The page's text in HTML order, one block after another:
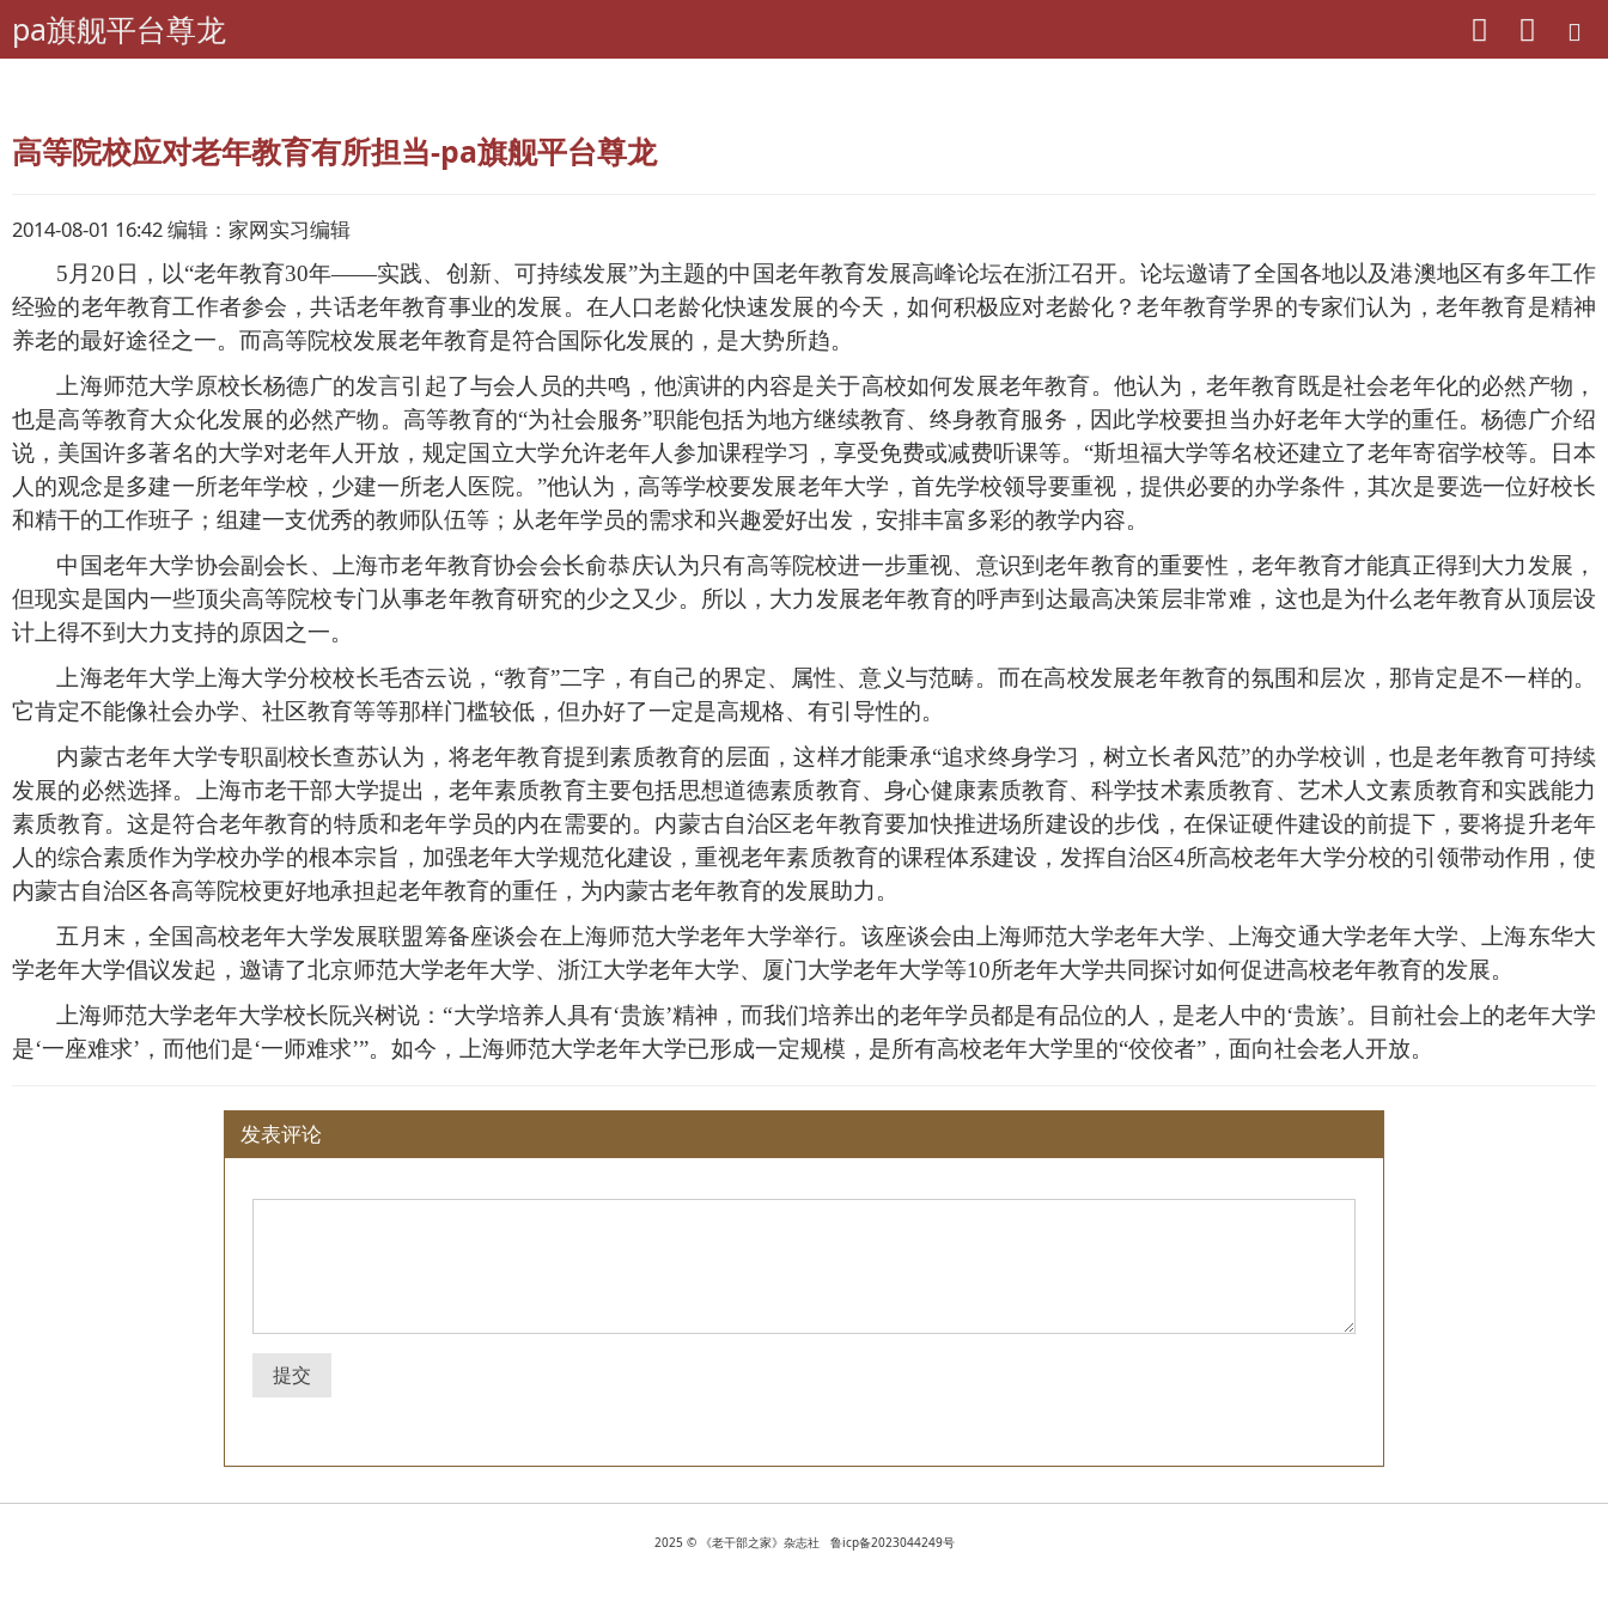
pa旗舰平台尊龙
pa旗舰平台尊龙 老年期刊联盟
高等院校应对老年教育有所担当-pa旗舰平台尊龙
2014-08-01 16:42 编辑：家网实习编辑
5 月 20 日，以“老年教育30年——实践、创新、可持续发展”为主题的中国老年教育发展高峰论坛在浙江召开。论坛邀请了全国各地以及港澳地区有多年工作
经验的老年教育工作者参会，共话老年教育事业的发展。在人口老龄化快速发展的今天，如何积极应对老龄化？老年教育学界的专家们认为，老年教育是精神
养老的最好途径之一。而高等院校发展老年教育是符合国际化发展的，是大势所趋。
上海师范大学原校长杨德广的发言引起了与会人员的共鸣，他演讲的内容是关于高校如何发展老年教育。他认为，老年教育既是社会老年化的必然产物，
也是高等教育大众化发展的必然产物。高等教育的“为社会服务”职能包括为地方继续教育、终身教育服务，因此学校要担当办好老年大学的重任。杨德广介绍
说，美国许多著名的大学对老年人开放，规定国立大学允许老年人参加课程学习，享受免费或减费听课等。“斯坦福大学等名校还建立了老年寄宿学校等。日本
人的观念是多建一所老年学校，少建一所老人医院。”他认为，高等学校要发展老年大学，首先学校领导要重视，提供必要的办学条件，其次是要选一位好校长
和精干的工作班子；组建一支优秀的教师队伍等；从老年学员的需求和兴趣爱好出发，安排丰富多彩的教学内容。
中国老年大学协会副会长、上海市老年教育协会会长俞恭庆认为只有高等院校进一步重视、意识到老年教育的重要性，老年教育才能真正得到大力发展，
但现实是国内一些顶尖高等院校专门从事老年教育研究的少之又少。所以，大力发展老年教育的呼声到达最高决策层非常难，这也是为什么老年教育从顶层设
计上得不到大力支持的原因之一。
上海老年大学上海大学分校校长毛杏云说，“教育”二字，有自己的界定、属性、意义与范畴。而在高校发展老年教育的氛围和层次，那肯定是不一样的。
它肯定不能像社会办学、社区教育等等那样门槛较低，但办好了一定是高规格、有引导性的。
内蒙古老年大学专职副校长查苏认为，将老年教育提到素质教育的层面，这样才能秉承“追求终身学习，树立长者风范”的办学校训，也是老年教育可持续
发展的必然选择。上海市老干部大学提出，老年素质教育主要包括思想道德素质教育、身心健康素质教育、科学技术素质教育、艺术人文素质教育和实践能力
素质教育。这是符合老年教育的特质和老年学员的内在需要的。内蒙古自治区老年教育要加快推进场所建设的步伐，在保证硬件建设的前提下，要将提升老年
人的综合素质作为学校办学的根本宗旨，加强老年大学规范化建设，重视老年素质教育的课程体系建设，发挥自治区4所高校老年大学分校的引领带动作用，使
内蒙古自治区各高等院校更好地承担起老年教育的重任，为内蒙古老年教育的发展助力。
五月末，全国高校老年大学发展联盟筹备座谈会在上海师范大学老年大学举行。该座谈会由上海师范大学老年大学、上海交通大学老年大学、上海东华大
学老年大学倡议发起，邀请了北京师范大学老年大学、浙江大学老年大学、厦门大学老年大学等10所老年大学共同探讨如何促进高校老年教育的发展。
上海师范大学老年大学校长阮兴树说：“大学培养人具有‘贵族’精神，而我们培养出的老年学员都是有品位的人，是老人中的‘贵族’。目前社会上的老年大学
是‘一座难求’，而他们是‘一师难求’”。如今，上海师范大学老年大学已形成一定规模，是所有高校老年大学里的“佼佼者”，面向社会老人开放。
发表评论
提交
2025 © 《老干部之家》杂志社 鲁icp备2023044249号